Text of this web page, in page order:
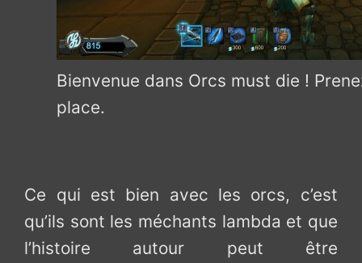
Bienvenue dans Orcs must die !
place.
Ce qui est bien avec les orcs, c’est
qu’ils sont les méchants lambda et que
l’histoire autour peut être